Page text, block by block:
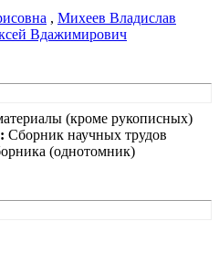
, Михеев Владислав
Вдажимирович
(кроме рукописных)
Сборник научных трудов
(однотомник)